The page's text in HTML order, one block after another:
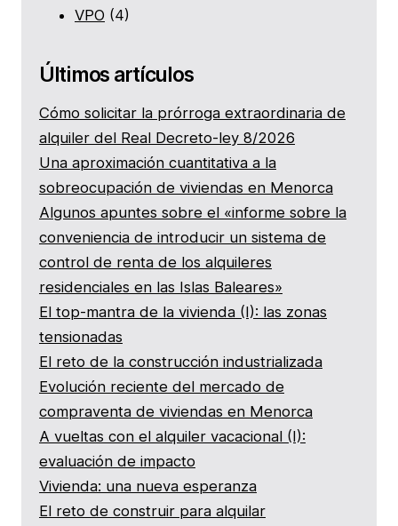
VPO (4)
Últimos artículos
Cómo solicitar la prórroga extraordinaria de
alquiler del Real Decreto-ley 8/2026
Una aproximación cuantitativa a la
sobreocupación de viviendas en Menorca
Algunos apuntes sobre el «informe sobre la
conveniencia de introducir un sistema de
control de renta de los alquileres
residenciales en las Islas Baleares»
El top-mantra de la vivienda (I): las zonas
tensionadas
El reto de la construcción industrializada
Evolución reciente del mercado de
compraventa de viviendas en Menorca
A vueltas con el alquiler vacacional (I):
evaluación de impacto
Vivienda: una nueva esperanza
El reto de construir para alquilar